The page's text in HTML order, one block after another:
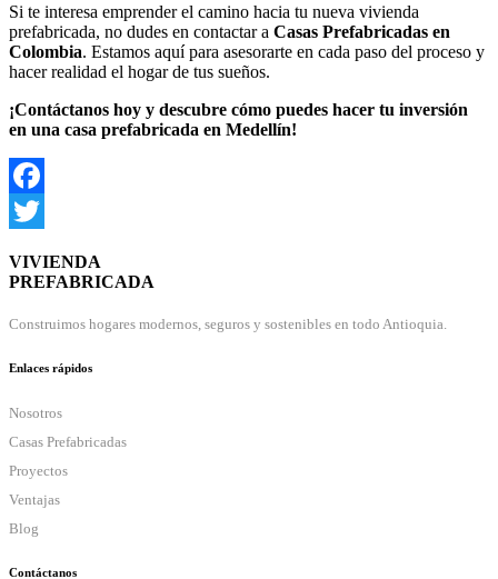
Si te interesa emprender el camino hacia tu nueva vivienda
prefabricada, no dudes en contactar a Casas Prefabricadas en
Colombia. Estamos aquí para asesorarte en cada paso del proceso y
hacer realidad el hogar de tus sueños.
¡Contáctanos hoy y descubre cómo puedes hacer tu inversión
en una casa prefabricada en Medellín!
Facebook
VIVIENDA
PREFABRICADA
Construimos hogares modernos, seguros y sostenibles en todo Antioquia.
Enlaces rápidos
Nosotros
Casas Prefabricadas
Proyectos
Ventajas
Blog
Contáctanos